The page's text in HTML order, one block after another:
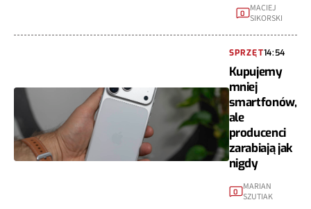
0 MACIEJ
SIKORSKI
SPRZĘT14:54
Kupujemy
mniej
smartfonów,
ale
producenci
zarabiają jak
nigdy
0 MARIAN
SZUTIAK